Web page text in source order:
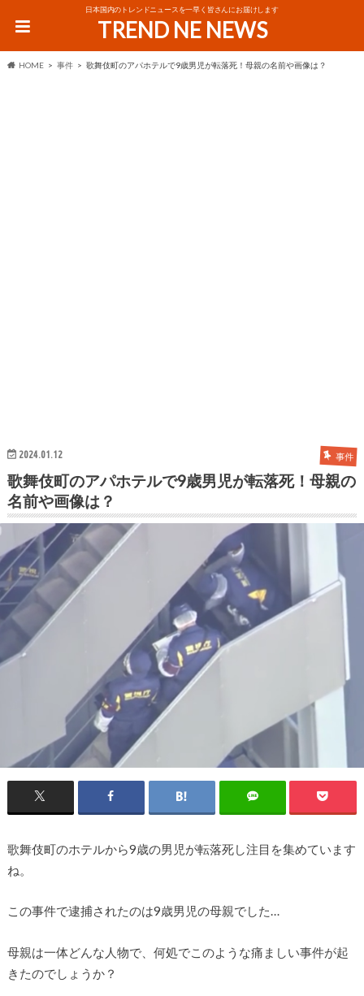
日本国内のトレンドニュースを一早く皆さんにお届けします
TREND NE NEWS
HOME 事件 歌舞伎町のアパホテルで9歳男児が転落死！母親の名前や画像は？
2024.01.12 事件
歌舞伎町のアパホテルで9歳男児が転落死！母親の
名前や画像は？
歌舞伎町のホテルから9歳の男児が転落死し注目を集めています
ね。
この事件で逮捕されたのは9歳男児の母親でした…
母親は一体どんな人物で、何処でこのような痛ましい事件が起
きたのでしょうか？